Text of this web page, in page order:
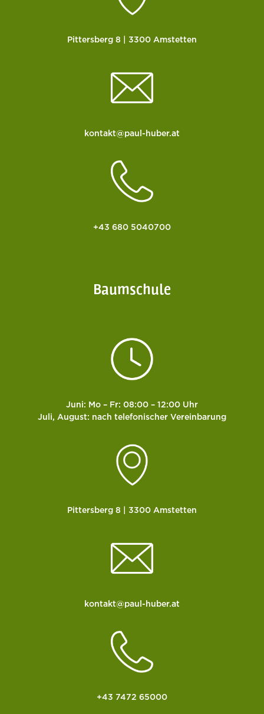
Pittersberg 8 | 3300 Amstetten
kontakt@paul-huber.at
+43 680 5040700
Baumschule
Juni: Mo – Fr: 08:00 – 12:00 Uhr
Juli, August: nach telefonischer Vereinbarung
Pittersberg 8 | 3300 Amstetten
kontakt@paul-huber.at
+43 7472 65000